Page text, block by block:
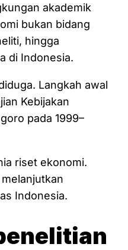
akademik
bukan bidang
hingga
di Indonesia.
Langkah awal
Kebijakan
pada 1999–
riset ekonomi.
Indonesia.